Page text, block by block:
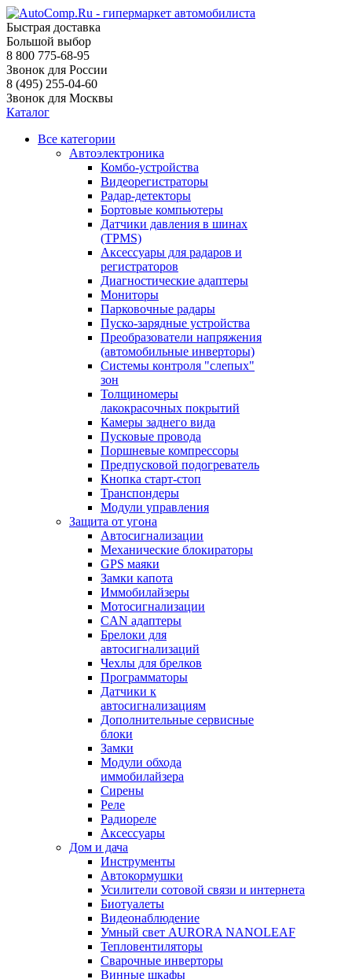
Быстрая доставка
Большой выбор
8 800 775-68-95
Звонок для России
8 (495) 255-04-60
Звонок для Москвы
Каталог
Все категории
Автоэлектроника
Комбо-устройства
Видеорегистраторы
Радар-детекторы
Бортовые компьютеры
Датчики давления в шинах
(TPMS)
Аксессуары для радаров и
регистраторов
Диагностические адаптеры
Мониторы
Парковочные радары
Пуско-зарядные устройства
Преобразователи напряжения
(автомобильные инверторы)
Системы контроля "слепых"
зон
Толщиномеры
лакокрасочных покрытий
Камеры заднего вида
Пусковые провода
Поршневые компрессоры
Предпусковой подогреватель
Кнопка старт-стоп
Транспондеры
Модули управления
Защита от угона
Автосигнализации
Механические блoкираторы
GPS маяки
Замки капота
Иммобилайзеры
Мотосигнализации
CAN адаптеры
Брелоки для
автосигнализаций
Чехлы для брелков
Программаторы
Датчики к
автосигнализациям
Дополнительные сервисные
блоки
Замки
Модули обхода
иммобилайзера
Сирены
Реле
Радиореле
Аксессуары
Дом и дача
Инструменты
Автокормушки
Усилители сотовой связи и интернета
Биотуалеты
Видеонаблюдение
Умный свет AURORA NANOLEAF
Тепловентиляторы
Сварочные инверторы
Винные шкафы